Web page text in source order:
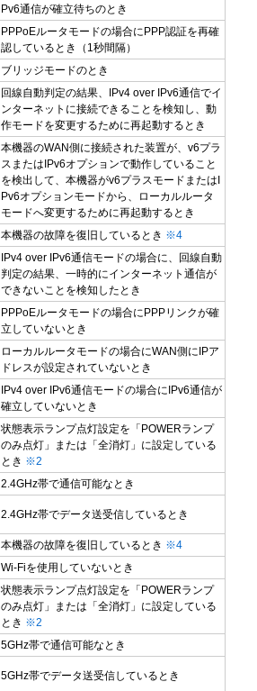
Pv6通信が確立待ちのとき
PPPoEルータモードの場合にPPP認証を再確
認しているとき（1秒間隔）
ブリッジモードのとき
回線自動判定の結果、IPv4 over IPv6通信でイ
ンターネットに接続できることを検知し、動
作モードを変更するために再起動するとき
本機器のWAN側に接続された装置が、v6プラ
スまたはIPv6オプションで動作していること
を検出して、本機器がv6プラスモードまたはI
Pv6オプションモードから、ローカルルータ
モードへ変更するために再起動するとき
本機器の故障を復旧しているとき ※4
IPv4 over IPv6通信モードの場合に、回線自動
判定の結果、一時的にインターネット通信が
できないことを検知したとき
PPPoEルータモードの場合にPPPリンクが確
立していないとき
ローカルルータモードの場合にWAN側にIPア
ドレスが設定されていないとき
IPv4 over IPv6通信モードの場合にIPv6通信が
確立していないとき
状態表示ランプ点灯設定を「POWERランプ
のみ点灯」または「全消灯」に設定している
とき ※2
2.4GHz帯で通信可能なとき
2.4GHz帯でデータ送受信しているとき
本機器の故障を復旧しているとき ※4
Wi-Fiを使用していないとき
状態表示ランプ点灯設定を「POWERランプ
のみ点灯」または「全消灯」に設定している
とき ※2
5GHz帯で通信可能なとき
5GHz帯でデータ送受信しているとき